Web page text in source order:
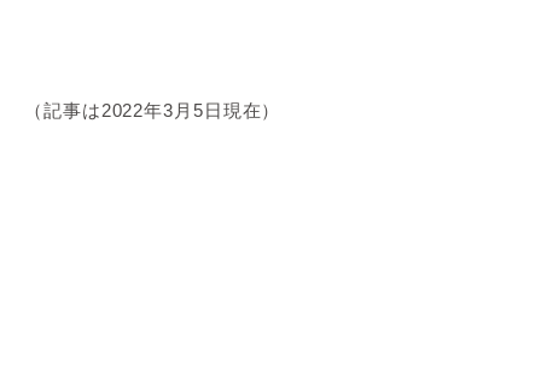
（記事は2022年3月5日現在）